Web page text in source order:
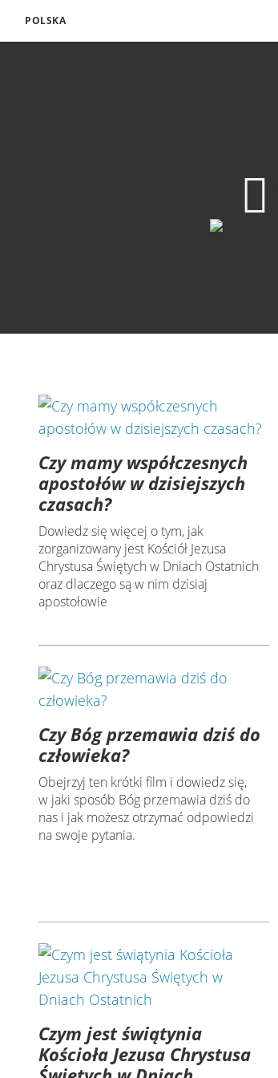
POLSKA
Czy mamy współczesnych
apostołów w dzisiejszych
czasach?
Dowiedz się więcej o tym, jak
zorganizowany jest Kościół Jezusa
Chrystusa Świętych w Dniach Ostatnich
oraz dlaczego są w nim dzisiaj
apostołowie
Czy Bóg przemawia dziś do
człowieka?
Obejrzyj ten krótki film i dowiedz się,
w jaki sposób Bóg przemawia dziś do
nas i jak możesz otrzymać odpowiedzi
na swoje pytania.
Czym jest świątynia
Kościoła Jezusa Chrystusa